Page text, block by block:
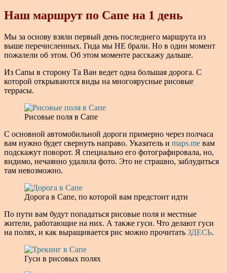
Наш маршрут по Сапе на 1 день
Мы за основу взяли первый день последнего маршрута из
выше перечисленных. Гида мы НЕ брали. Но в один момент
пожалели об этом. Об этом моменте расскажу дальше.
Из Сапы в сторону Та Ван ведет одна большая дорога. С
которой открываются виды на многоярусные рисовые
террасы.
Рисовые поля в Сапе
С основной автомобильной дороги примерно через полчаса
вам нужно будет свернуть направо. Указатель и maps.me вам
подскажут поворот. Я специально его фотографировала, но,
видимо, нечаянно удалила фото. Это не страшно, заблудиться
там невозможно.
Дорога в Сапе, по которой вам предстоит идти
По пути вам будут попадаться рисовые поля и местные
жители, работающие на них. А также гуси. Что делают гуси
на полях, и как выращивается рис можно прочитать ЗДЕСЬ.
Гуси в рисовых полях